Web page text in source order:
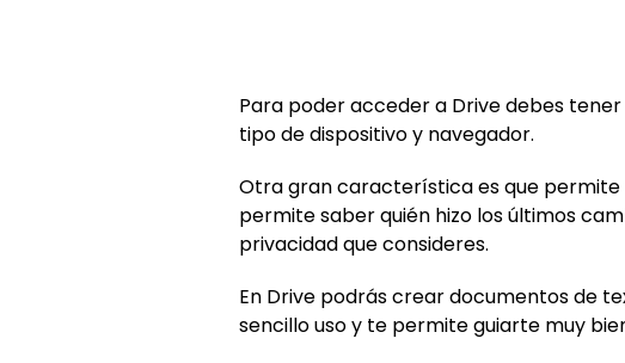
Para poder acceder a Drive debes
tipo de dispositivo y navegador.
Otra gran característica es que
permite saber quién hizo los últimos
privacidad que consideres.
En Drive podrás crear documentos de
sencillo uso y te permite guiarte muy